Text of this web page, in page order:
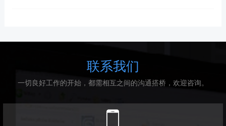
联系我们
一切良好工作的开始，都需相互之间的沟通搭桥，欢迎咨询。